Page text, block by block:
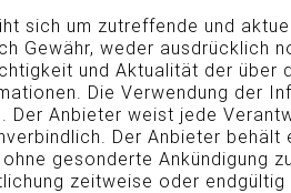
sich um zutreffende und
Gewähr, weder ausdrücklich
und Aktualität der über
Die Verwendung der
Der Anbieter weist jede
Der Anbieter
gesonderte Ankündigung
zeitweise oder endgültig